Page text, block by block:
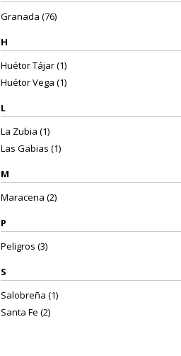
Granada (76)
H
Huétor Tájar (1)
Huétor Vega (1)
L
La Zubia (1)
Las Gabias (1)
M
Maracena (2)
P
Peligros (3)
S
Salobreña (1)
Santa Fe (2)